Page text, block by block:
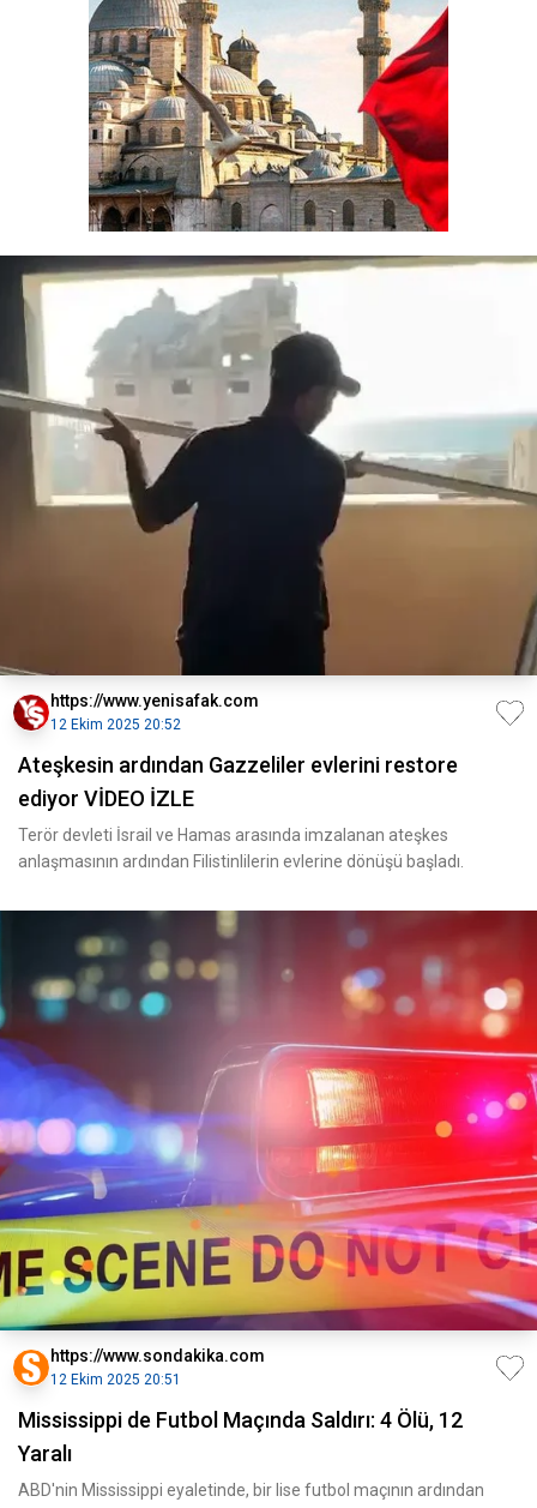
https://www.yenisafak.com
12 Ekim 2025 20:52
Ateşkesin ardından Gazzeliler evlerini restore
ediyor VİDEO İZLE
Terör devleti İsrail ve Hamas arasında imzalanan ateşkes
anlaşmasının ardından Filistinlilerin evlerine dönüşü başladı.
https://www.sondakika.com
12 Ekim 2025 20:51
Mississippi de Futbol Maçında Saldırı: 4 Ölü, 12
Yaralı
ABD'nin Mississippi eyaletinde, bir lise futbol maçının ardından